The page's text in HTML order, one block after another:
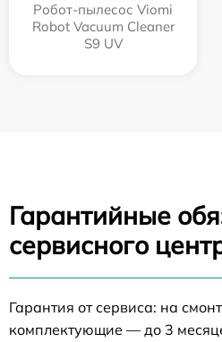
Робот-пылесос Viomi
Robot Vacuum Cleaner
S9 UV
Гарантийные
сервисного
Гарантия от сервиса: на
комплектующие — до 3